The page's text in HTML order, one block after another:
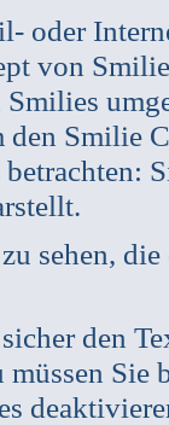
oder
von
Smilies
Smilie
sehen,
den
Sie